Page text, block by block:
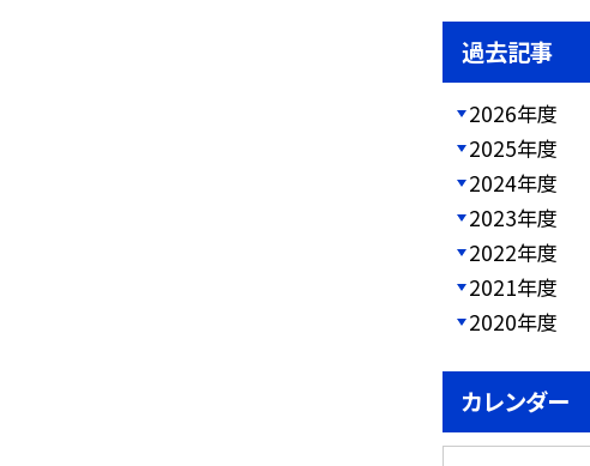
過去記事
2026年度
2025年度
2024年度
2023年度
2022年度
2021年度
2020年度
カレンダー